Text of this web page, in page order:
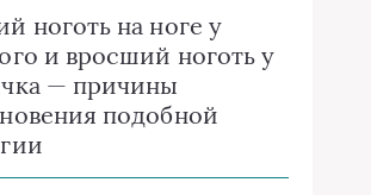
ноготь на ноге у
и вросший ноготь у
— причины
подобной